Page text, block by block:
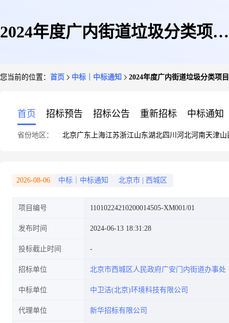
2024年度广内街道垃圾分类项目
您当前的位置： 首页 中标｜中标通知 2024年度广内街道垃圾分类项
首页 招标预告 招标公告 重新招标 中标通知
省份地区： 北京广东 上海江苏浙江山东湖北四川 河北河南天津山
2026-08-06 中标｜中标通知 北京市 西城区
项目编号 11010224210200014505-XM001/01
发布时间 2024-06-13 18:31:28
投标截止时间
招标单位 北京市西城区人民政府广安门内街道办事处
中标单位 中卫洁(北京)环境科技有限公司
代理单位 新华招标有限公司